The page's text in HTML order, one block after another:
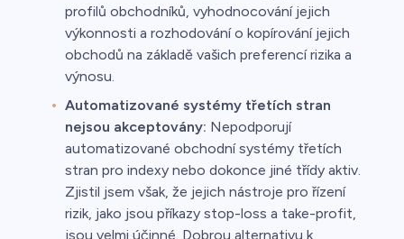
profilů obchodníků, vyhodnocování jejich
výkonnosti a rozhodování o kopírování jejich
obchodů na základě vašich preferencí rizika a
výnosu.
Automatizované systémy třetích stran
nejsou akceptovány: Nepodporují
automatizované obchodní systémy třetích
stran pro indexy nebo dokonce jiné třídy aktiv.
Zjistil jsem však, že jejich nástroje pro řízení
rizik, jako jsou příkazy stop-loss a take-profit,
jsou velmi účinné. Dobrou alternativu k